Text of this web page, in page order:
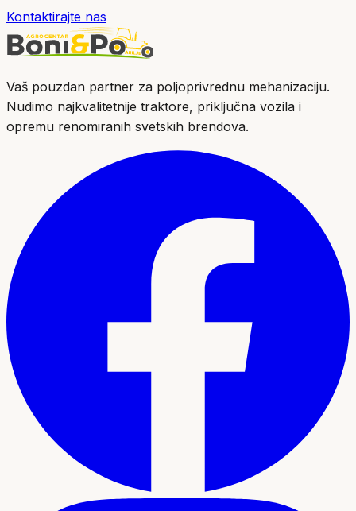
Kontaktirajte nas
Vaš pouzdan partner za poljoprivrednu mehanizaciju.
Nudimo najkvalitetnije traktore, priključna vozila i
opremu renomiranih svetskih brendova.